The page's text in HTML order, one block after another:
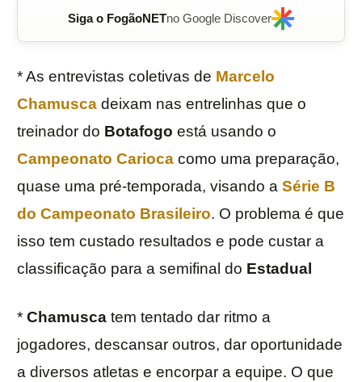
Siga o FogãoNETno Google Discover
* As entrevistas coletivas de Marcelo
Chamusca deixam nas entrelinhas que o
treinador do Botafogo está usando o
Campeonato Carioca como uma preparação,
quase uma pré-temporada, visando a Série B
do Campeonato Brasileiro. O problema é que
isso tem custado resultados e pode custar a
classificação para a semifinal do Estadual
* Chamusca tem tentado dar ritmo a
jogadores, descansar outros, dar oportunidade
a diversos atletas e encorpar a equipe. O que